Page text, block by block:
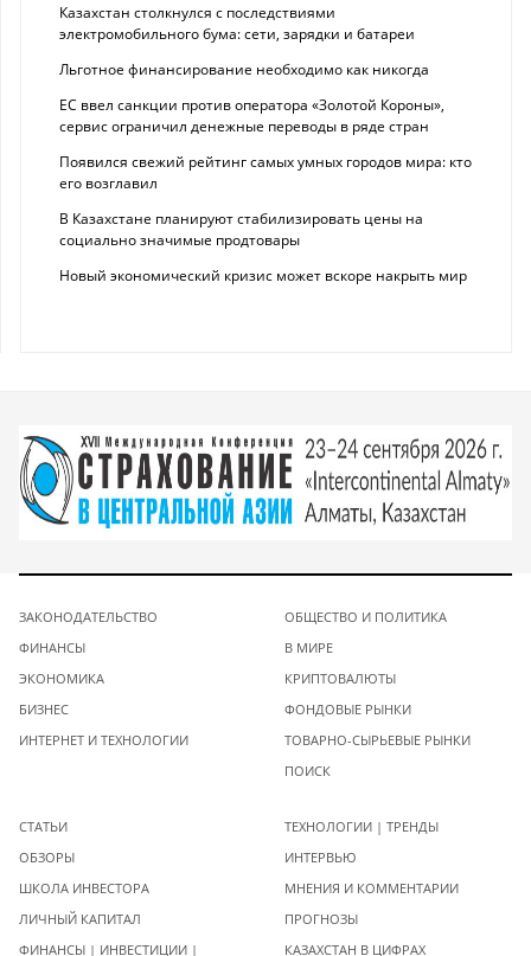
Казахстан столкнулся с последствиями
электромобильного бума: сети, зарядки и батареи
Льготное финансирование необходимо как никогда
ЕС ввел санкции против оператора «Золотой Короны»,
сервис ограничил денежные переводы в ряде стран
Появился свежий рейтинг самых умных городов мира: кто
его возглавил
В Казахстане планируют стабилизировать цены на
социально значимые продтовары
Новый экономический кризис может вскоре накрыть мир
ЗАКОНОДАТЕЛЬСТВО
ФИНАНСЫ
ЭКОНОМИКА
БИЗНЕС
ИНТЕРНЕТ И ТЕХНОЛОГИИ
ОБЩЕСТВО И ПОЛИТИКА
В МИРЕ
КРИПТОВАЛЮТЫ
ФОНДОВЫЕ РЫНКИ
ТОВАРНО-СЫРЬЕВЫЕ РЫНКИ
ПОИСК
СТАТЬИ
ОБЗОРЫ
ШКОЛА ИНВЕСТОРА
ЛИЧНЫЙ КАПИТАЛ
ФИНАНСЫ | ИНВЕСТИЦИИ |
ТЕХНОЛОГИИ | ТРЕНДЫ
ИНТЕРВЬЮ
МНЕНИЯ И КОММЕНТАРИИ
ПРОГНОЗЫ
КАЗАХСТАН В ЦИФРАХ